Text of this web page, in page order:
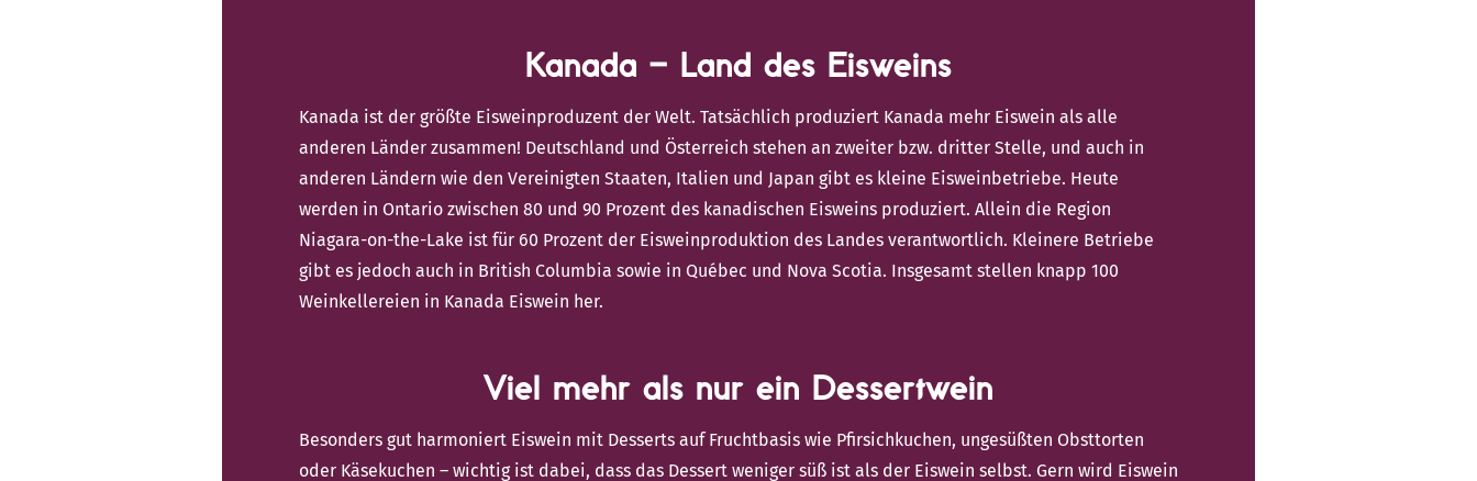
Kanada – Land des Eisweins
Kanada ist der größte Eisweinproduzent der Welt. Tatsächlich produziert Kanada mehr Eiswein als alle
anderen Länder zusammen! Deutschland und Österreich stehen an zweiter bzw. dritter Stelle, und auch in
anderen Ländern wie den Vereinigten Staaten, Italien und Japan gibt es kleine Eisweinbetriebe. Heute
werden in Ontario zwischen 80 und 90 Prozent des kanadischen Eisweins produziert. Allein die Region
Niagara-on-the-Lake ist für 60 Prozent der Eisweinproduktion des Landes verantwortlich. Kleinere Betriebe
gibt es jedoch auch in British Columbia sowie in Québec und Nova Scotia. Insgesamt stellen knapp 100
Weinkellereien in Kanada Eiswein her.
Viel mehr als nur ein Dessertwein
Besonders gut harmoniert Eiswein mit Desserts auf Fruchtbasis wie Pfirsichkuchen, ungesüßten Obsttorten
oder Käsekuchen – wichtig ist dabei, dass das Dessert weniger süß ist als der Eiswein selbst. Gern wird Eiswein